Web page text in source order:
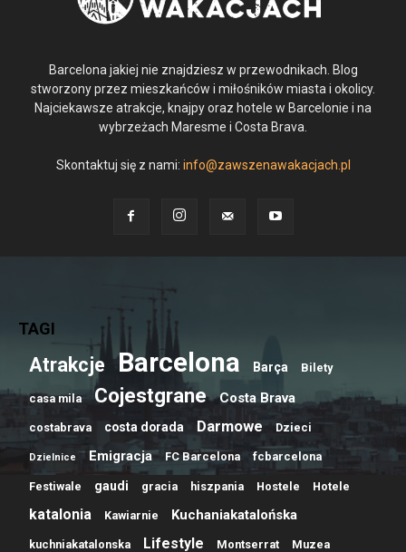
Barcelona jakiej nie znajdziesz w przewodnikach. Blog
stworzony przez mieszkańców i miłośników miasta i okolicy.
Najciekawsze atrakcje, knajpy oraz hotele w Barcelonie i na
wybrzeżach Maresme i Costa Brava.
Skontaktuj się z nami: info@zawszenawakacjach.pl
TAGI
Atrakcje Barcelona Barça Bilety
casa mila Cojestgrane Costa Brava
costabrava costa dorada Darmowe Dzieci
Dzielnice Emigracja FC Barcelona fcbarcelona
Festiwale gaudi gracia hiszpania Hostele Hotele
katalonia Kawiarnie Kuchaniakatalońska
kuchniakatalonska Lifestyle Montserrat Muzea